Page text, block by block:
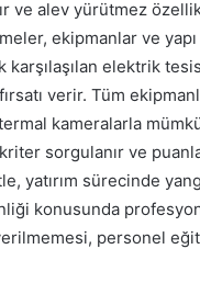
alev yürütmez
ekipmanlar ve
elektrik
verir. Tüm
kameralarla
sorgulanır ve
yatırım sürecinde
konusunda
personel